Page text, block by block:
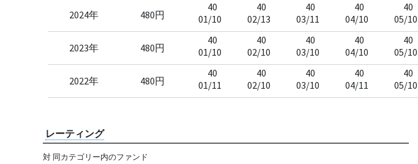
2024年 480円
40
01/10
40
02/13
40
03/11
40
04/10
40
05/10
2023年 480円
40
01/10
40
02/10
40
03/10
40
04/10
40
05/10
2022年 480円
40
01/11
40
02/10
40
03/10
40
04/11
40
05/10
レーティング
対 同カテゴリー内のファンド